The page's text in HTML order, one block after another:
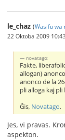
le_chaz (Wasifu wa
22 Oktoba 2009
novatago:
Fakte,
allogan)
anonco de la
pli alloga kaj
Ĝis, Novatago.
Jes, vi pravas.
aspekton.